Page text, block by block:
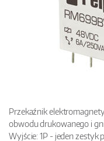
Przekaźnik
obwodu drukowanego i
Wyjście: 1P - jeden zestyk